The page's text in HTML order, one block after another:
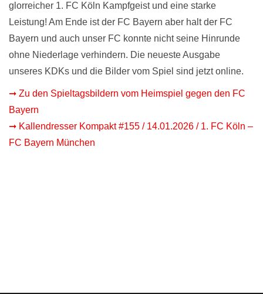
glorreicher 1. FC Köln Kampfgeist und eine starke
Leistung! Am Ende ist der FC Bayern aber halt der FC
Bayern und auch unser FC konnte nicht seine Hinrunde
ohne Niederlage verhindern. Die neueste Ausgabe
unseres KDKs und die Bilder vom Spiel sind jetzt online.
➞ Zu den Spieltagsbildern vom Heimspiel gegen den FC
Bayern
➞ Kallendresser Kompakt #155 / 14.01.2026 / 1. FC Köln –
FC Bayern München